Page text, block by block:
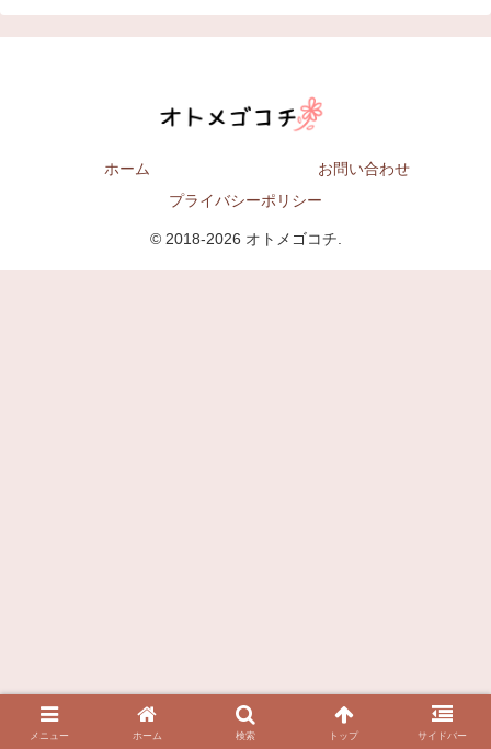
ホーム
お問い合わせ
プライバシーポリシー
© 2018-2026 オトメゴコチ.
メニュー ホーム 検索 トップ サイドバー